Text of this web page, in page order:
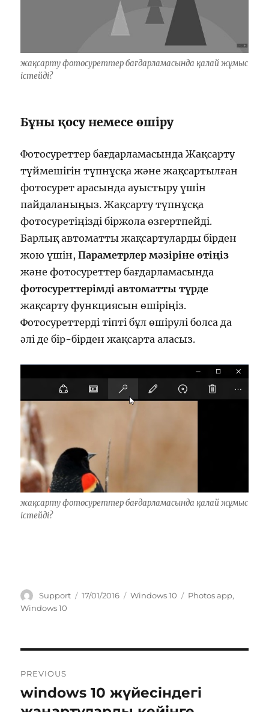
жақсарту фотосуреттер бағдарламасында қалай жұмыс
істейді?
Бұны қосу немесе өшіру
Фотосуреттер бағдарламасында Жақсарту
түймешігін түпнұсқа және жақсартылған
фотосурет арасында ауыстыру үшін
пайдаланыңыз. Жақсарту түпнұсқа
фотосуретіңізді біржола өзгертпейді.
Барлық автоматты жақсартуларды бірден
жою үшін,Параметрлер мәзіріне өтіңіз
және фотосуреттер бағдарламасында
фотосуреттерімді автоматты түрде
жақсарту функциясын өшіріңіз.
Фотосуреттерді тіпті бұл өшірулі болса да
әлі де бір-бірден жақсарта аласыз.
жақсарту фотосуреттер бағдарламасында қалай жұмыс
істейді?
Author
Support
Posted
17/01/2016 Categories
Windows 10 Tags
Photos app,
Windows 10
navigation
PREVIOUS
Previous
post:
windows 10 жүйесіндегі